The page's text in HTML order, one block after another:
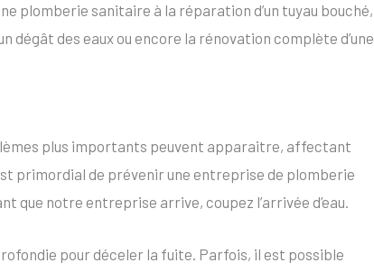
plomberie sanitaire à la réparation d’un tuyau bouché,
dégât des eaux ou encore la rénovation complète d’une
plus importants peuvent apparaitre, affectant
primordial de prévenir une entreprise de plomberie
que notre entreprise arrive, coupez l’arrivée d’eau.
pour déceler la fuite. Parfois, il est possible